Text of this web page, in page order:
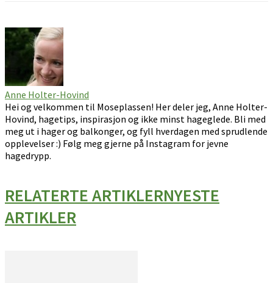
Anne Holter-Hovind
Hei og velkommen til Moseplassen! Her deler jeg, Anne Holter-
Hovind, hagetips, inspirasjon og ikke minst hageglede. Bli med
meg ut i hager og balkonger, og fyll hverdagen med sprudlende
opplevelser :) Følg meg gjerne på Instagram for jevne
hagedrypp.
RELATERTE ARTIKLERNYESTE
ARTIKLER